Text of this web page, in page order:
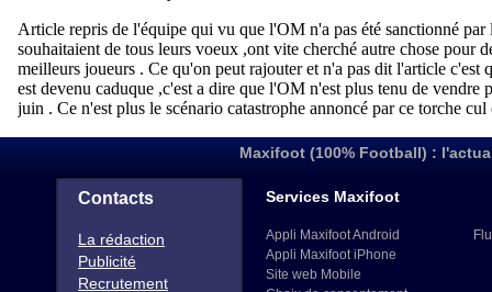
Maxifoot (100% Football) :
Contacts
La rédaction
Publicité
Recrutement
Services Maxifoot
Appli Maxifoot Android
Appli Maxifoot iPhone
Site web Mobile